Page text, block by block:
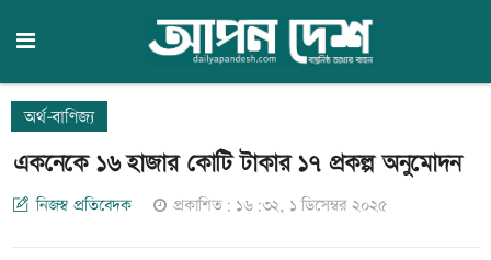
অর্থ-বাণিজ্য
একনেকে ১৬ হাজার কোটি টাকার ১৭ প্রকল্প অনুমোদন
নিজস্ব প্রতিবেদক প্রকাশিত: ১৬:৩২, ১ ডিসেম্বর ২০২৫